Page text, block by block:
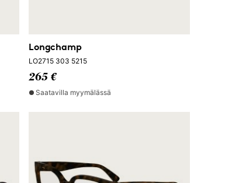
Longchamp
LO2715 303 5215
265 €
Saatavilla myymälässä